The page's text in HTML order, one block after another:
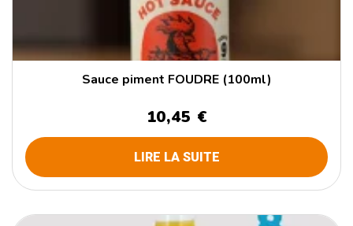
Royaume-Uni
Sauce piment FOUDRE (100ml)
10,45 €
LIRE LA SUITE